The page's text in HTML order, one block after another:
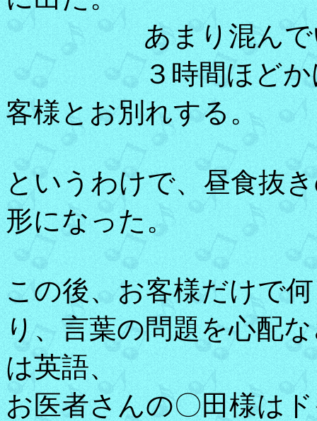
あまり混んでいな
３時間ほどかけて
客様とお別れする。
というわけで、昼食抜
形になった。
この後、お客様だけで
り、言葉の問題を心配
は英語、
お医者さんの〇田様は